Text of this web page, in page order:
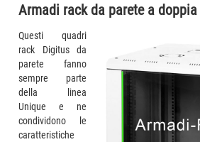
Armadi rack da parete a
Questi quadri
rack Digitus da
parete fanno
sempre parte
della linea
Unique e ne
condividono le
caratteristiche